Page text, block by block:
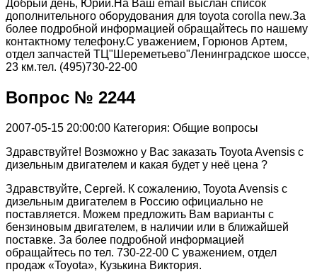
Добрый день, Юрий.На Ваш email выслан список
дополнительного оборудования для toyota corolla new.За
более подробной информацией обращайтесь по нашему
контактному телефону.С уважением, Горюнов Артем,
отдел запчастей ТЦ"Шереметьево"Ленинградское шоссе,
23 км.тел. (495)730-22-00
Вопрос № 2244
2007-05-15 20:00:00 Категория: Общие вопросы
Здравствуйте! Возможно у Вас заказать Toyota Avensis с
дизельным двигателем и какая будет у неё цена ?
Здравствуйте, Сергей. К сожалению, Toyota Avensis с
дизельным двигателем в Россию официально не
поставляется. Можем предложить Вам варианты с
бензиновым двигателем, в наличии или в ближайшей
поставке. За более подробной информацией
обращайтесь по тел. 730-22-00 С уважением, отдел
продаж «Toyota», Кузькина Виктория.